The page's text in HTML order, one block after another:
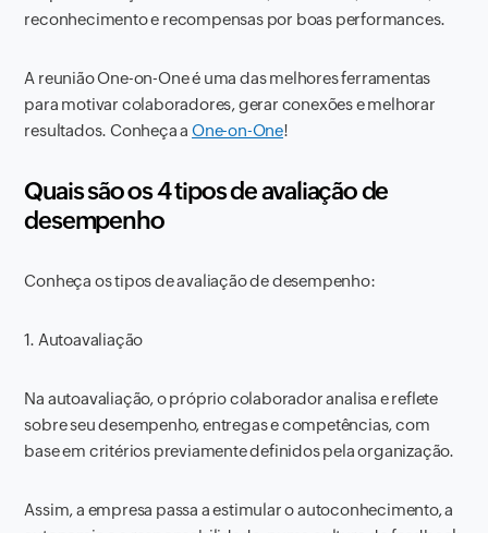
reconhecimento e recompensas por boas performances.
A reunião One-on-One é uma das melhores ferramentas
para motivar colaboradores, gerar conexões e melhorar
resultados. Conheça aOne-on-One!
Quais são os 4 tipos de avaliação de
desempenho
Conheça os tipos de avaliação de desempenho:
1. Autoavaliação
Na autoavaliação, o próprio colaborador analisa e reflete
sobre seu desempenho, entregas e competências, com
base em critérios previamente definidos pela organização.
Assim, a empresa passa a estimular o autoconhecimento, a